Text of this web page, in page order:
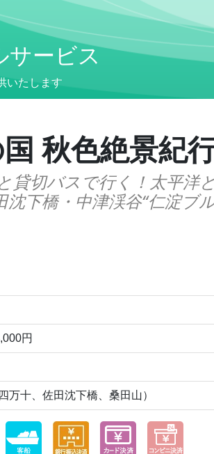
サービス
いたします
秋色絶景紀
貸切バスで行く！太平
沈下橋・中津渓谷“仁淀ブ
円
万十、佐田沈下橋、桑田山）